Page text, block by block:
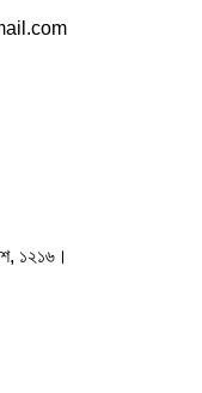
১২১৬।